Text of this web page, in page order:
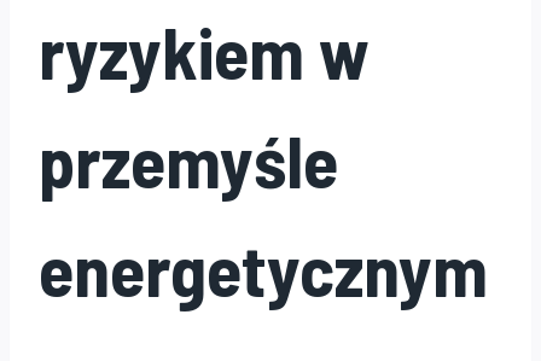
ryzykiem w
przemyśle
energetycznym